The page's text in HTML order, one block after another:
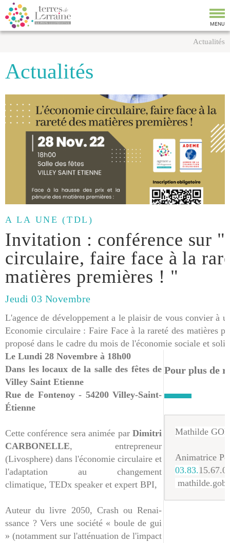
MENU
Actualités
Actualités
A LA UNE (TDL)
Invitation : conférence sur
circulaire, faire face à la
matières premières ! "
Jeudi 03 Novembre
L'agence de développement a le plaisir de vous convier à
Economie circulaire : Faire Face à la rareté des matières
proposé dans le cadre du mois de l'économie soci­ale et
Le Lundi 28 Novembre à 18h00
Dans les locaux de la salle des fêtes de
Villey Saint Etienne
Rue de Fontenoy - 54200 Villey-Saint-
Étienne
Cette conférence sera animée par Dimitri
CARBONELLE, entrepreneur
(Livosphere) dans l'économie ci­rculaire et
l'adapta­tion au changement
climatique, TEDx speaker et expert BPI,
Auteur du livre 2050, Crash ou Renai­
ssance ? Vers une société « boule de gui
» (notamment sur l'a­tténuation de l'impa­ct
Pour plus de
Mathilde
Animatrice
03.83.